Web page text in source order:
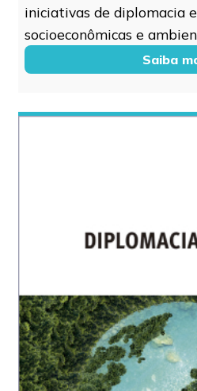
iniciativas de diplomacia
socioeconômicas e
Saiba